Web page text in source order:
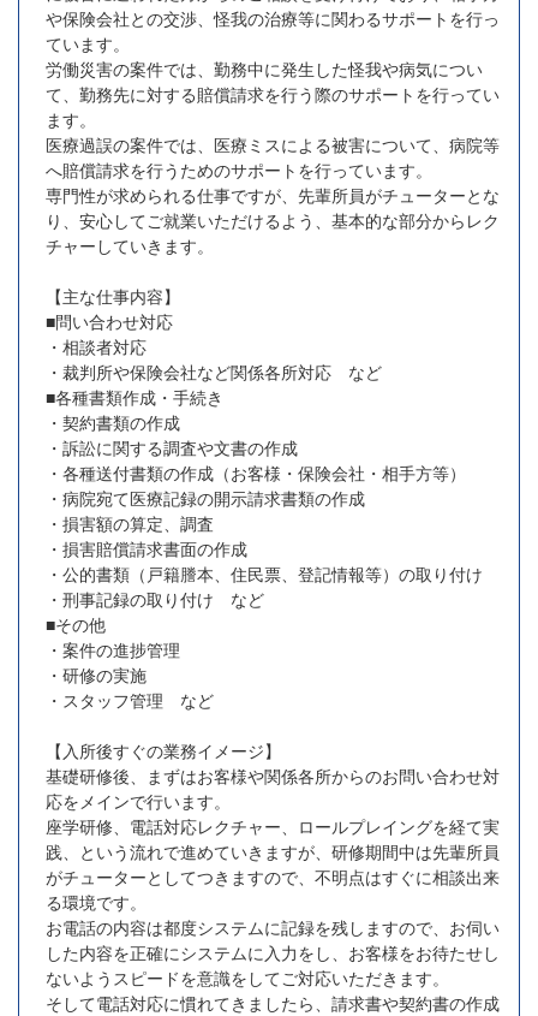
や保険会社との交渉、怪我の治療等に関わるサポートを行っ
ています。
労働災害の案件では、勤務中に発生した怪我や病気につい
て、勤務先に対する賠償請求を行う際のサポートを行ってい
ます。
医療過誤の案件では、医療ミスによる被害について、病院等
へ賠償請求を行うためのサポートを行っています。
専門性が求められる仕事ですが、先輩所員がチューターとな
り、安心してご就業いただけるよう、基本的な部分からレク
チャーしていきます。
【主な仕事内容】
■問い合わせ対応
・相談者対応
・裁判所や保険会社など関係各所対応 など
■各種書類作成・手続き
・契約書類の作成
・訴訟に関する調査や文書の作成
・各種送付書類の作成（お客様・保険会社・相手方等）
・病院宛て医療記録の開示請求書類の作成
・損害額の算定、調査
・損害賠償請求書面の作成
・公的書類（戸籍謄本、住民票、登記情報等）の取り付け
・刑事記録の取り付け など
■その他
・案件の進捗管理
・研修の実施
・スタッフ管理 など
【入所後すぐの業務イメージ】
基礎研修後、まずはお客様や関係各所からのお問い合わせ対
応をメインで行います。
座学研修、電話対応レクチャー、ロールプレイングを経て実
践、という流れで進めていきますが、研修期間中は先輩所員
がチューターとしてつきますので、不明点はすぐに相談出来
る環境です。
お電話の内容は都度システムに記録を残しますので、お伺い
した内容を正確にシステムに入力をし、お客様をお待たせし
ないようスピードを意識をしてご対応いただきます。
そして電話対応に慣れてきましたら、請求書や契約書の作成